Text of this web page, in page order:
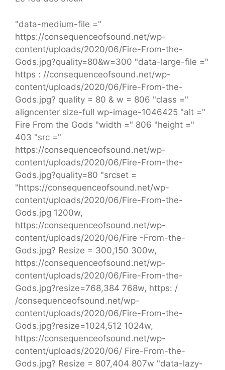
"data-medium-file ="
https://consequenceofsound.net/wp-
content/uploads/2020/06/Fire-From-the-
Gods.jpg?quality=80&w=300 "data-large-file ="
https : //consequenceofsound.net/wp-
content/uploads/2020/06/Fire-From-the-
Gods.jpg? quality = 80 & w = 806 "class ="
aligncenter size-full wp-image-1046425 "alt ="
Fire From the Gods "width =" 806 "height ="
403 "src ="
https://consequenceofsound.net/wp-
content/uploads/2020/06/Fire-From-the-
Gods.jpg?quality=80 "srcset =
"https://consequenceofsound.net/wp-
content/uploads/2020/06/Fire-From-the-
Gods.jpg 1200w,
https://consequenceofsound.net/wp-
content/uploads/2020/06/Fire -From-the-
Gods.jpg? Resize = 300,150 300w,
https://consequenceofsound.net/wp-
content/uploads/2020/06/Fire-From-the-
Gods.jpg?resize=768,384 768w, https: /
/consequenceofsound.net/wp-
content/uploads/2020/06/Fire-From-the-
Gods.jpg?resize=1024,512 1024w,
https://consequenceofsound.net/wp-
content/uploads/2020/06/ Fire-From-the-
Gods.jpg? Resize = 807,404 807w "data-lazy-